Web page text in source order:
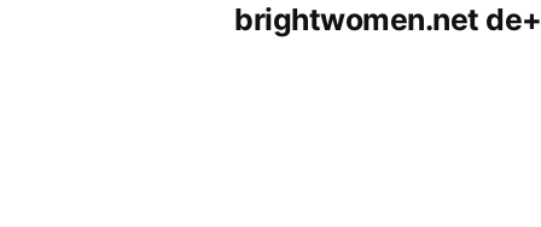
brightwomen.net